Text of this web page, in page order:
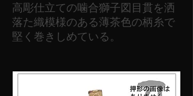
高彫仕立ての噛合獅子図目貫を洒
落た織模様のある薄茶色の柄糸で
堅く巻きしめている。